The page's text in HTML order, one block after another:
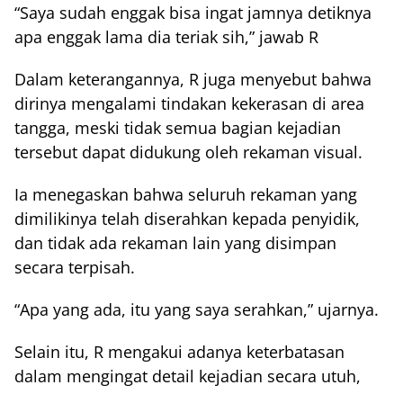
“Saya sudah enggak bisa ingat jamnya detiknya
apa enggak lama dia teriak sih,” jawab R
Dalam keterangannya, R juga menyebut bahwa
dirinya mengalami tindakan kekerasan di area
tangga, meski tidak semua bagian kejadian
tersebut dapat didukung oleh rekaman visual.
Ia menegaskan bahwa seluruh rekaman yang
dimilikinya telah diserahkan kepada penyidik,
dan tidak ada rekaman lain yang disimpan
secara terpisah.
“Apa yang ada, itu yang saya serahkan,” ujarnya.
Selain itu, R mengakui adanya keterbatasan
dalam mengingat detail kejadian secara utuh,